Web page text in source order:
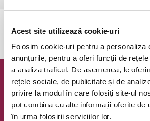
Acest site utilizează cookie-uri
Folosim cookie-uri pentru a personaliza
anunțurile, pentru a oferi funcții de
a analiza traficul. De asemenea, le
rețele sociale, de publicitate și de
privire la modul în care folosiți site-ul
pot combina cu alte informații oferite de
în urma folosirii serviciilor lor.
Evenimentul a expirat.
Newsletter @
Oferte exclusive si o editie saptamanala
evenimente.